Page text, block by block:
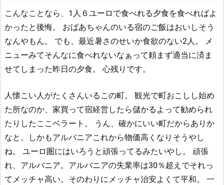
こんなことなら、1人６ユーロで食べれる夕食を食べればよ
かったと後悔。
おばあちゃんのいる宿のご飯はおいしそう
なんやもん。
でも、最近暑さのせいか食欲のない2人。
メ
ニューみてそんなに食べれないなぁって頼まず適当に済ま
せてしまった昨日の夕食。
心残りです。
人懐こい人がたくさんいるこの町。
観光で町おこしし始め
た所なのか、家買って宿経営したら儲かるよって勧められ
たりしたここベラート。
うん、確かにいい町だからありか
なと。しかもアルバニアこれから物価高くなりそうやし
ね。
ユーロ圏にはいろうと頑張ってるみたいやし。
頑張
れ、アルバニア。アルバニアの失業率は30％超えでそれっ
てメッチャ高い。そのわりにメッチャ治安よくて平和。
一